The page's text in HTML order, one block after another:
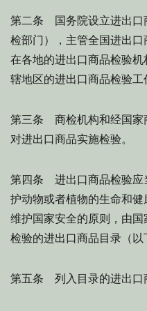
第二条 国务院设立进出口
检部门），主管全国进出
在各地的进出口商品检验
辖地区的进出口商品检验工
第三条 商检机构和经国家
对进出口商品实施检验。
第四条 进出口商品检验应
护动物或者植物的生命和健
维护国家安全的原则，由
检验的进出口商品目录（以
第五条 列入目录的进出口